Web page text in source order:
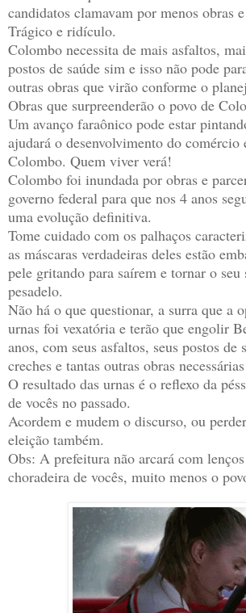
candidatos clamavam por menos obras
Trágico e ridículo.
Colombo necessita de mais asfaltos,
postos de saúde sim e isso não pode
outras obras que virão conforme o
Obras que surpreenderão o povo de
Um avanço faraônico pode estar
ajudará o desenvolvimento do comércio
Colombo. Quem viver verá!
Colombo foi inundada por obras e
governo federal para que nos 4 anos
uma evolução definitiva.
Tome cuidado com os palhaços
as máscaras verdadeiras deles estão
pele gritando para saírem e tornar o seu
pesadelo.
Não há o que questionar, a surra que a
urnas foi vexatória e terão que engolir
anos, com seus asfaltos, seus postos de
creches e tantas outras obras
O resultado das urnas é o reflexo da
de vocês no passado.
Acordem e mudem o discurso, ou
eleição também.
Obs: A prefeitura não arcará com
choradeira de vocês, muito menos o